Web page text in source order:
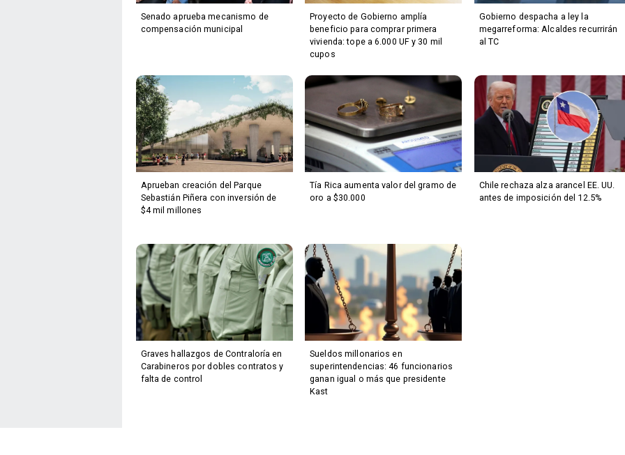
Senado aprueba mecanismo de
compensación municipal
Proyecto de Gobierno amplía
beneficio para comprar primera
vivienda: tope a 6.000 UF y 30 mil
cupos
Gobierno despacha a ley la
megarreforma: Alcaldes recurrirán
al TC
Aprueban creación del Parque
Sebastián Piñera con inversión de
$4 mil millones
Tía Rica aumenta valor del gramo de
oro a $30.000
Chile rechaza alza arancel EE. UU.
antes de imposición del 12.5%
Graves hallazgos de Contraloría en
Carabineros por dobles contratos y
falta de control
Sueldos millonarios en
superintendencias: 46 funcionarios
ganan igual o más que presidente
Kast